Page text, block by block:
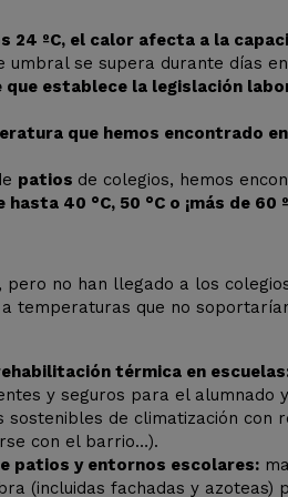
24 ºC, el calor afecta a la
umbral se supera durante días
que establece la legislación
que hemos encontrado
patios de colegios, hemos
40 °C, 50 °C o ¡más de 60
pero no han llegado a los
temperaturas que no
térmica en
y seguros para el alumnado
sostenibles de climatización con
con el barrio…).
patios y entornos escolares:
(incluidas fachadas y azoteas)